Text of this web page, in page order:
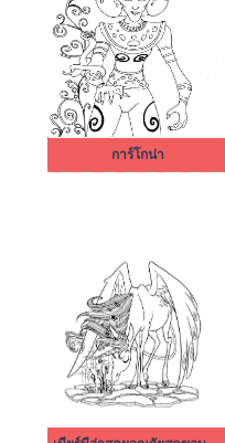
การ์โกน่า